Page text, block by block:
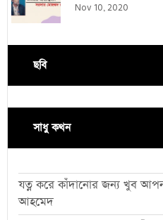
Nov 10, 2020
ছবি
সাধু কথন
যত্ন করে কাঁদানোর জন্য খুব
আহমেদ